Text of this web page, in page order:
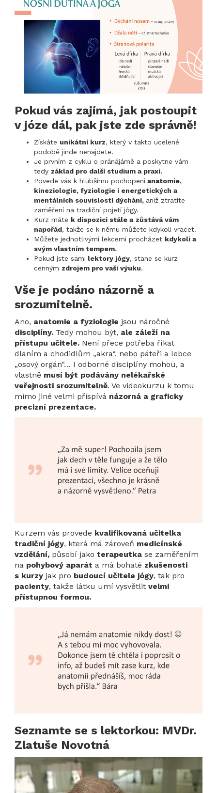
Pokud vás zajímá, jak postoupit
v józe dál, pak jste zde správně!
Získáte unikátní kurz, který v takto ucelené
podobě jinde nenajdete.
Je prvním z cyklu o pránájámě a poskytne vám
tedy základ pro další studium a praxi.
Povede vás k hlubšímu pochopení anatomie,
kineziologie, fyziologie i energetických a
mentálních souvislostí dýchání, aniž ztratíte
zaměření na tradiční pojetí jógy.
Kurz máte k dispozici stále a zůstává vám
napořád, takže se k němu můžete kdykoli vracet.
Můžete jednotlivými lekcemi procházet kdykoli a
svým vlastním tempem.
Pokud jste sami lektory jógy, stane se kurz
cenným zdrojem pro vaši výuku.
Vše je podáno názorně a
srozumitelně.
Ano, anatomie a fyziologie jsou náročné
disciplíny. Tedy mohou být, ale záleží na
přístupu učitele. Není přece potřeba říkat
dlaním a chodidlům „akra“, nebo páteři a lebce
„osový orgán“… I odborné disciplíny mohou, a
vlastně musí být podávány nelékařské
veřejnosti srozumitelně. Ve videokurzu k tomu
mimo jiné velmi přispívá názorná a graficky
precizní prezentace.
Kurzem vás provede kvalifikovaná učitelka
tradiční jógy, která má zároveň medicínské
vzdělání, působí jako terapeutka se zaměřením
na pohybový aparát a má bohaté zkušenosti
s kurzy jak pro budoucí učitele jógy, tak pro
pacienty, takže látku umí vysvětlit velmi
přístupnou formou.
Seznamte se s lektorkou: MVDr.
Zlatuše Novotná